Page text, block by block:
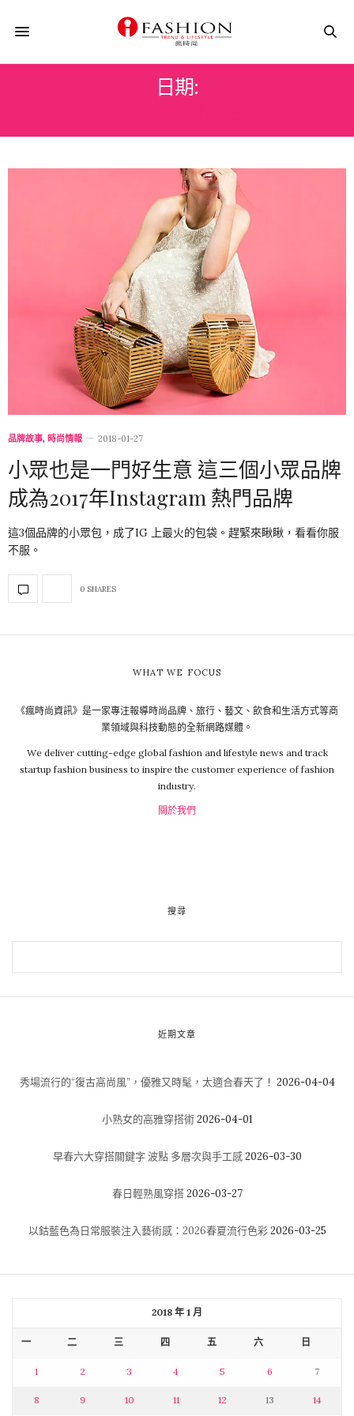
日期:
品牌故事, 時尚情報 2018-01-27
小眾也是一門好生意 這三個小眾品牌
成為2017年Instagram 熱門品牌
這3個品牌的小眾包，成了IG 上最火的包袋。趕緊來瞅瞅，看看你服
不服。
0 SHARES
WHAT WE FOCUS
《瘋時尚資訊》是一家專注報導時尚品牌、旅行、藝文、飲食和生活方式等商
業領域與科技動態的全新網路媒體。
We deliver cutting-edge global fashion and lifestyle news and track
startup fashion business to inspire the customer experience of fashion
industry.
關於我們
搜尋
近期文章
秀場流行的“復古高尚風”，優雅又時髦，太適合春天了！ 2026-04-04
小熟女的高雅穿搭術 2026-04-01
早春六大穿搭關鍵字 波點 多層次與手工感 2026-03-30
春日輕熟風穿搭 2026-03-27
以鈷藍色為日常服裝注入藝術感：2026春夏流行色彩 2026-03-25
2018 年 1 月
一 二 三 四 五 六 日
1 2 3 4 5 6 7
8 9 10 11 12 13 14